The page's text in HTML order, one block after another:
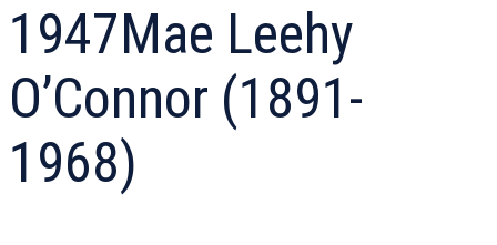
1947Mae Leehy
O’Connor (1891-
1968)